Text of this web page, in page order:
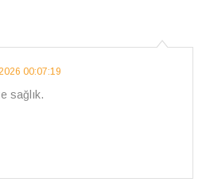
16:27:03
işçilikle hazırlanmış bir mücevher.